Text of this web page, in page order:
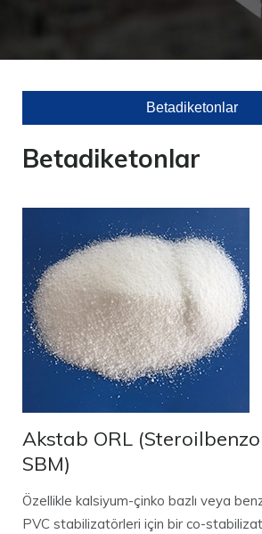
Betadiketonlar
Betadiketonlar
Akstab ORL
SBM)
Özellikle kalsiyum-çinko bazlı veya
PVC stabilizatörleri için bir co-